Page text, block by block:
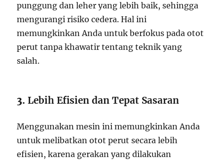
punggung dan leher yang lebih baik, sehingga
mengurangi risiko cedera. Hal ini
memungkinkan Anda untuk berfokus pada otot
perut tanpa khawatir tentang teknik yang
salah.
3.Lebih Efisien dan Tepat Sasaran
Menggunakan mesin ini memungkinkan Anda
untuk melibatkan otot perut secara lebih
efisien, karena gerakan yang dilakukan